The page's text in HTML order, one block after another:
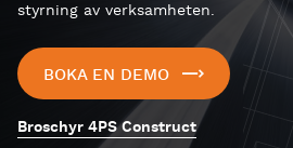
styrning av verksamheten.
BOKA EN DEMO
Broschyr 4PS Construct